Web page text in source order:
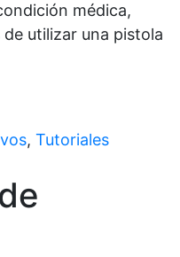
médica,
utilizar una pistola
, Tutoriales